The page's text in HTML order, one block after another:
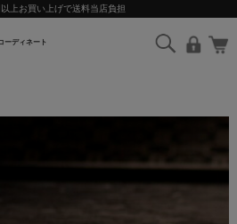
上お買い上げで送料当店負担